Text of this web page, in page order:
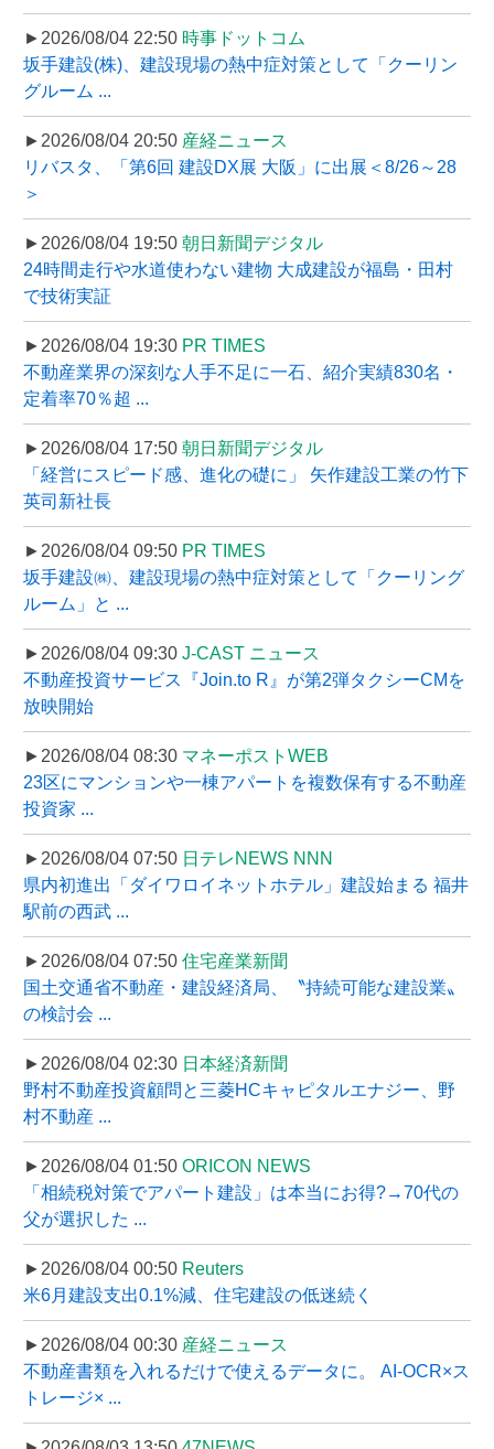
►2026/08/04 22:50 時事ドットコム
坂手建設(株)、建設現場の熱中症対策として「クーリン
グルーム ...
►2026/08/04 20:50 産経ニュース
リバスタ、「第6回 建設DX展 大阪」に出展＜8/26～28
＞
►2026/08/04 19:50 朝日新聞デジタル
24時間走行や水道使わない建物 大成建設が福島・田村
で技術実証
►2026/08/04 19:30 PR TIMES
不動産業界の深刻な人手不足に一石、紹介実績830名・
定着率70％超 ...
►2026/08/04 17:50 朝日新聞デジタル
「経営にスピード感、進化の礎に」 矢作建設工業の竹下
英司新社長
►2026/08/04 09:50 PR TIMES
坂手建設㈱、建設現場の熱中症対策として「クーリング
ルーム」と ...
►2026/08/04 09:30 J-CAST ニュース
不動産投資サービス『Join.to R』が第2弾タクシーCMを
放映開始
►2026/08/04 08:30 マネーポストWEB
23区にマンションや一棟アパートを複数保有する不動産
投資家 ...
►2026/08/04 07:50 日テレNEWS NNN
県内初進出「ダイワロイネットホテル」建設始まる 福井
駅前の西武 ...
►2026/08/04 07:50 住宅産業新聞
国土交通省不動産・建設経済局、〝持続可能な建設業〟
の検討会 ...
►2026/08/04 02:30 日本経済新聞
野村不動産投資顧問と三菱HCキャピタルエナジー、野
村不動産 ...
►2026/08/04 01:50 ORICON NEWS
「相続税対策でアパート建設」は本当にお得?→70代の
父が選択した ...
►2026/08/04 00:50 Reuters
米6月建設支出0.1%減、住宅建設の低迷続く
►2026/08/04 00:30 産経ニュース
不動産書類を入れるだけで使えるデータに。 AI-OCR×ス
トレージ× ...